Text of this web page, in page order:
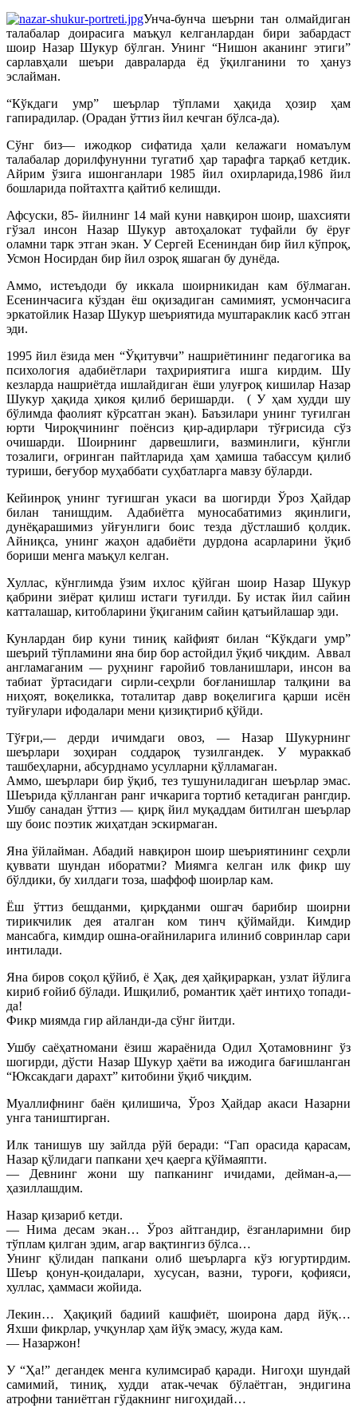
Унча-бунча шеърни тан олмайдиган
талабалар доирасига маъқул келганлардан бири забардаст
шоир Назар Шукур бўлган. Унинг “Нишон аканинг этиги”
сарлавҳали шеъри давраларда ёд ўқилганини то ҳануз
эслайман.
“Кўкдаги умр” шеърлар тўплами ҳақида ҳозир ҳам
гапирадилар. (Орадан ўттиз йил кечган бўлса-да).
Сўнг биз— ижодкор сифатида ҳали келажаги номаълум
талабалар дорилфунунни тугатиб ҳар тарафга тарқаб кетдик.
Айрим ўзига ишонганлари 1985 йил охирларида,1986 йил
бошларида пойтахтга қайтиб келишди.
Афсуски, 85- йилнинг 14 май куни навқирон шоир, шахсияти
гўзал инсон Назар Шукур автоҳалокат туфайли бу ёруғ
оламни тарк этган экан. У Сергей Есениндан бир йил кўпроқ,
Усмон Носирдан бир йил озроқ яшаган бу дунёда.
Аммо, истеъдоди бу иккала шоирникидан кам бўлмаган.
Есенинчасига кўздан ёш оқизадиган самимият, усмончасига
эркатойлик Назар Шукур шеъриятида муштараклик касб этган
эди.
1995 йил ёзида мен “Ўқитувчи” нашриётининг педагогика ва
психология адабиётлари таҳририятига ишга кирдим. Шу
кезларда нашриётда ишлайдиган ёши улуғроқ кишилар Назар
Шукур ҳақида ҳикоя қилиб беришарди. ( У ҳам худди шу
бўлимда фаолият кўрсатган экан). Баъзилари унинг туғилган
юрти Чироқчининг поёнсиз қир-адирлари тўғрисида сўз
очишарди. Шоирнинг дарвешлиги, вазминлиги, кўнгли
тозалиги, оғринган пайтларида ҳам ҳамиша табассум қилиб
туриши, беғубор муҳаббати суҳбатларга мавзу бўларди.
Кейинроқ унинг туғишган укаси ва шогирди Ўроз Ҳайдар
билан танишдим. Адабиётга муносабатимиз яқинлиги,
дунёқарашимиз уйғунлиги боис тезда дўстлашиб қолдик.
Айниқса, унинг жаҳон адабиёти дурдона асарларини ўқиб
бориши менга маъқул келган.
Хуллас, кўнглимда ўзим ихлос қўйган шоир Назар Шукур
қабрини зиёрат қилиш истаги туғилди. Бу истак йил сайин
катталашар, китобларини ўқиганим сайин қатъийлашар эди.
Кунлардан бир куни тиниқ кайфият билан “Кўкдаги умр”
шеърий тўпламини яна бир бор астойдил ўқиб чиқдим. Аввал
англамаганим — руҳнинг ғаройиб товланишлари, инсон ва
табиат ўртасидаги сирли-сеҳрли боғланишлар талқини ва
ниҳоят, воқеликка, тоталитар давр воқелигига қарши исён
туйғулари ифодалари мени қизиқтириб қўйди.
Тўғри,— дерди ичимдаги овоз, — Назар Шукурнинг
шеърлари зоҳиран соддароқ тузилгандек. У мураккаб
ташбеҳларни, абсурднамо усулларни қўлламаган.
Аммо, шеърлари бир ўқиб, тез тушуниладиган шеърлар эмас.
Шеърида қўлланган ранг ичкарига тортиб кетадиган рангдир.
Ушбу санадан ўттиз — қирқ йил муқаддам битилган шеърлар
шу боис поэтик жиҳатдан эскирмаган.
Яна ўйлайман. Абадий навқирон шоир шеъриятининг сеҳрли
қуввати шундан иборатми? Миямга келган илк фикр шу
бўлдики, бу хилдаги тоза, шаффоф шоирлар кам.
Ёш ўттиз бешданми, қирқданми ошгач барибир шоирни
тирикчилик дея аталган ком тинч қўймайди. Кимдир
мансабга, кимдир ошна-оғайниларига илиниб совринлар сари
интилади.
Яна биров соқол қўйиб, ё Ҳақ, дея ҳайқираркан, узлат йўлига
кириб ғойиб бўлади. Ишқилиб, романтик ҳаёт интиҳо топади-
да!
Фикр миямда гир айланди-да сўнг йитди.
Ушбу саёҳатномани ёзиш жараёнида Одил Ҳотамовнинг ўз
шогирди, дўсти Назар Шукур ҳаёти ва ижодига бағишланган
“Юксакдаги дарахт” китобини ўқиб чиқдим.
Муаллифнинг баён қилишича, Ўроз Ҳайдар акаси Назарни
унга таништирган.
Илк танишув шу зайлда рўй беради: “Гап орасида қарасам,
Назар қўлидаги папкани ҳеч қаерга қўймаяпти.
— Девнинг жони шу папканинг ичидами, дейман-а,—
ҳазиллашдим.
Назар қизариб кетди.
— Нима десам экан… Ўроз айтгандир, ёзганларимни бир
тўплам қилган эдим, агар вақтингиз бўлса…
Унинг қўлидан папкани олиб шеърларга кўз югуртирдим.
Шеър қонун-қоидалари, хусусан, вазни, туроғи, қофияси,
хуллас, ҳаммаси жойида.
Лекин… Ҳақиқий бадиий кашфиёт, шоирона дард йўқ…
Яхши фикрлар, учқунлар ҳам йўқ эмасу, жуда кам.
— Назаржон!
У “Ҳа!” дегандек менга кулимсираб қаради. Нигоҳи шундай
самимий, тиниқ, худди атак-чечак бўлаётган, эндигина
атрофни таниётган гўдакнинг нигоҳидай…